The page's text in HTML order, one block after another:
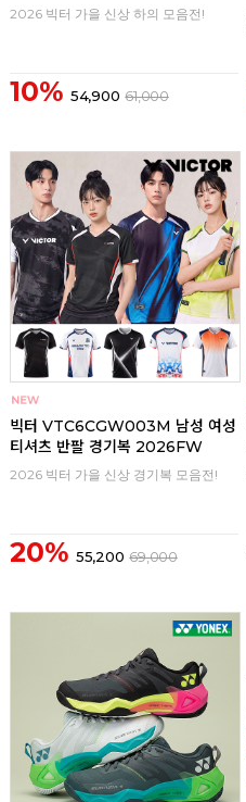
2026 빅터 가을 신상 하의 모음전!
10% 54,900 61,000
빅터 VTC6CGW003M 남성 여성
티셔츠 반팔 경기복 2026FW
2026 빅터 가을 신상 경기복 모음전!
20% 55,200 69,000